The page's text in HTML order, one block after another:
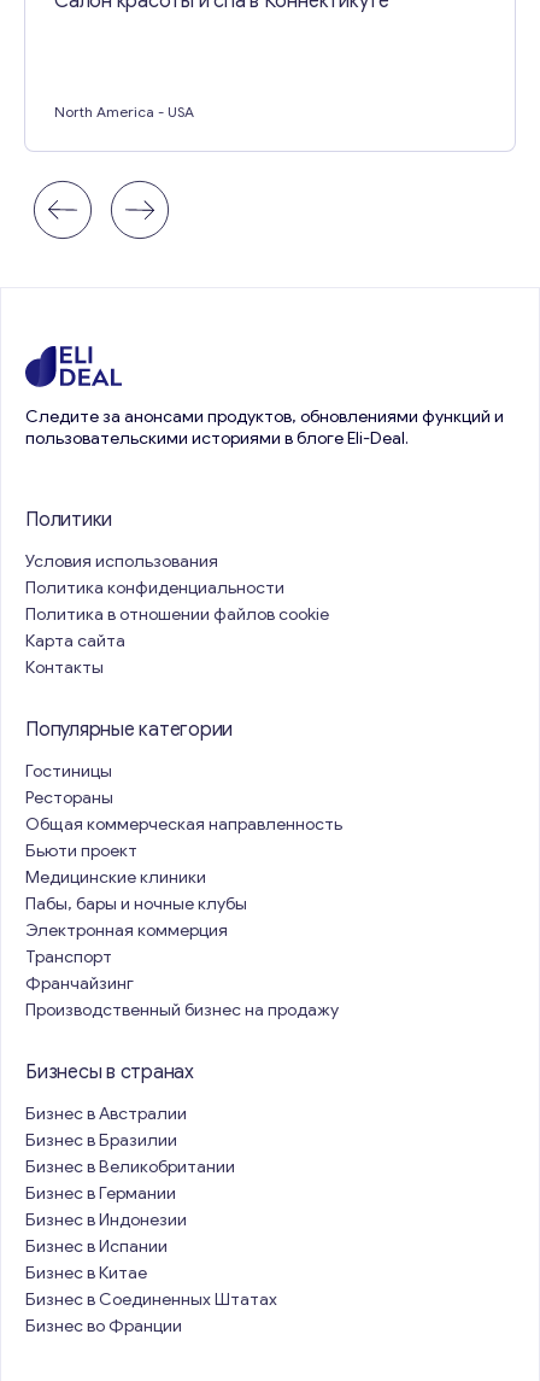
North America - USA
Следите за анонсами продуктов, обновлениями функций и
пользовательскими историями в блоге Eli-Deal.
Политики
Условия использования
Политика конфиденциальности
Политика в отношении файлов cookie
Карта сайта
Контакты
Популярные категории
Гостиницы
Рестораны
Общая коммерческая направленность
Бьюти проект
Медицинские клиники
Пабы, бары и ночные клубы
Электронная коммерция
Транспорт
Франчайзинг
Производственный бизнес на продажу
Бизнесы в странах
Бизнес в Австралии
Бизнес в Бразилии
Бизнес в Великобритании
Бизнес в Германии
Бизнес в Индонезии
Бизнес в Испании
Бизнес в Китае
Бизнес в Соединенных Штатах
Бизнес во Франции